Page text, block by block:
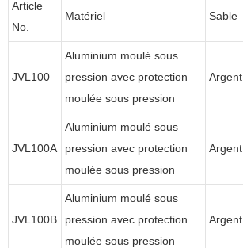
Article
No.
Matériel Sable
JVL100
Aluminium moulé sous
pression avec protection
moulée sous pression
Argent
JVL100A
Aluminium moulé sous
pression avec protection
moulée sous pression
Argent
JVL100B
Aluminium moulé sous
pression avec protection
moulée sous pression
Argent